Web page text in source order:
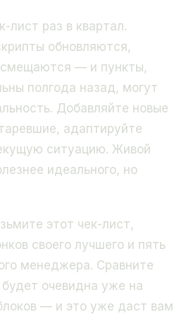
лист раз в квартал.
обновляются,
смещаются — и пункты,
полгода назад, могут
Добавляйте новые
адаптируйте
ситуацию. Живой
идеального, но
этот чек-лист,
своего лучшего и пять
менеджера. Сравните
очевидна уже на
— и это уже даст вам